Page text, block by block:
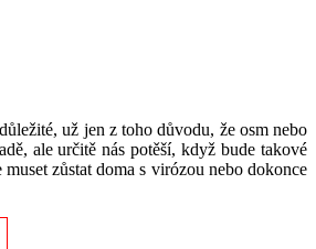
už jen z toho důvodu, že osm nebo
ale určitě nás potěší, když bude takové
zůstat doma s virózou nebo dokonce